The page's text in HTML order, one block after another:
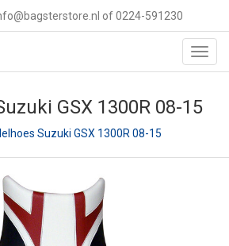
of 0224-591230
GSX 1300R 08-15
Suzuki GSX 1300R 08-15